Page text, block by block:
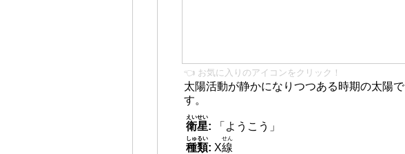
👈 お気に入りのアイコンをクリック！
太陽活動が静かになりつつある時期の太陽で
す。
衛星
えいせい
:
「ようこう」
種類
しゅるい
: X線
せん